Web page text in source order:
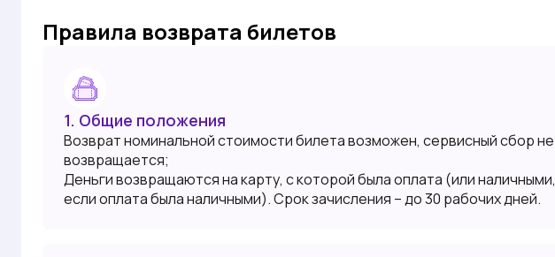
Правила возврата билетов
1. Общие положения
Возврат номинальной стоимости билета возможен, сервисный сбор не
возвращается;
Деньги возвращаются на карту, с которой была оплата (или наличными,
если оплата была наличными). Срок зачисления – до 30 рабочих дней.